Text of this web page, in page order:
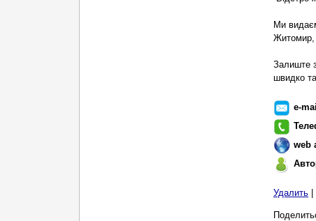
Ми
Житомир,
Залиште
швидко
e-
web
Удалить